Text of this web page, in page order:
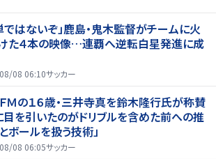
ではないぞ」鹿島・鬼木監督がチームに火
た４本の映像…連覇へ逆転白星発進に成
08 06:10サッカー
Ｍの１６歳・三井寺真を鈴木隆行氏が称賛
目を引いたのがドリブルを含めた前への推
ボールを扱う技術」
08 06:05サッカー